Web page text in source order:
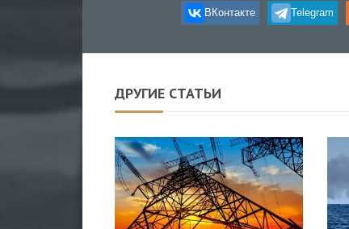
ВКонтакте Telegram
ДРУГИЕ СТАТЬИ